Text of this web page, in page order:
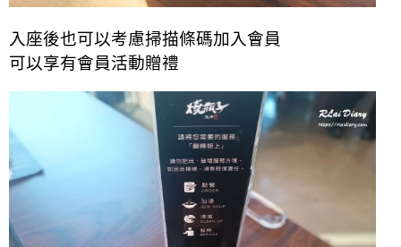
入座後也可以考慮掃描條碼加入會員
可以享有會員活動贈禮